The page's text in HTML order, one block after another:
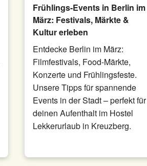
Frühlings-Events in Berlin im
März: Festivals, Märkte &
Kultur erleben
Entdecke Berlin im März:
Filmfestivals, Food-Märkte,
Konzerte und Frühlingsfeste.
Unsere Tipps für spannende
Events in der Stadt – perfekt für
deinen Aufenthalt im Hostel
Lekkerurlaub in Kreuzberg.